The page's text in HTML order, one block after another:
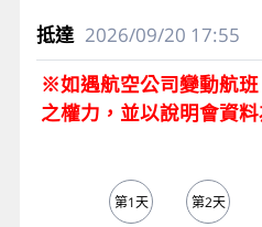
2026/09/20 17:55
※如遇航空公司變動航
之權力，並以說明會資
第1天 第2天